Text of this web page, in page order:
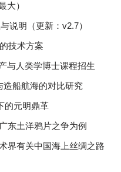
大）
说明（更新：v2.7）
技术方案
与人类学博士课程招生
船航海的对比研究
的元明鼎革
东土洋鸦片之争为例
界有关中国海上丝绸之路